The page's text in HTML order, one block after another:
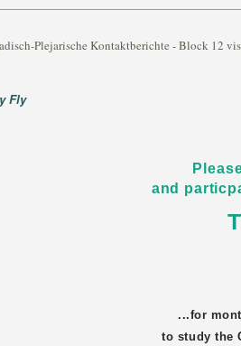
Plejarische Kontaktberichte - Block 12
Fly
and
...for
to study the